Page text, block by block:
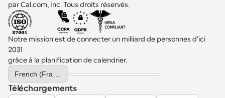
par Cal.com, Inc. Tous droits réservés.
Notre mission est de connecter un milliard de personnes d'ici
2031
grâce à la planification de calendrier.
Select Language
Téléchargements